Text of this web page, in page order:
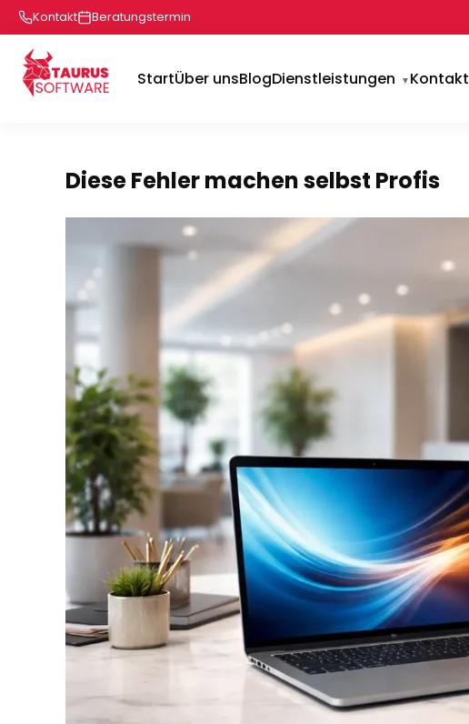
Kontakt Beratungstermin
StartÜber unsBlogDienstleistungen Kontakt
Diese Fehler machen selbst Profis